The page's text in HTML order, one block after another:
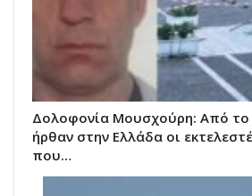
Δολοφονία Μουσχούρη: Από το
ήρθαν στην Ελλάδα οι
που…